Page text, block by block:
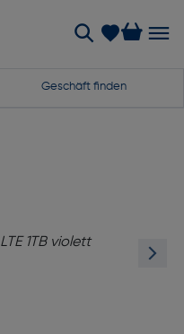
Geschäft finden